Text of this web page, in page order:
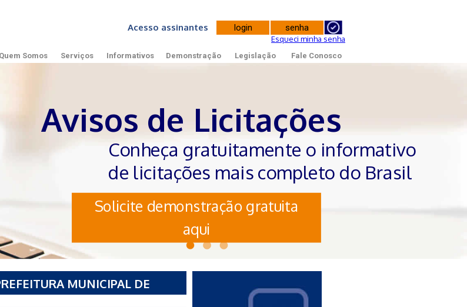
Acesso assinantes
Esqueci minha senha
Quem Somos Serviços Informativos Demonstração Legislação Fale Conosco
Avisos de Licitações
Conheça gratuitamente o informativo
de licitações mais completo do Brasil
Solicite demonstração gratuita
aqui
MUNICIPAL DE